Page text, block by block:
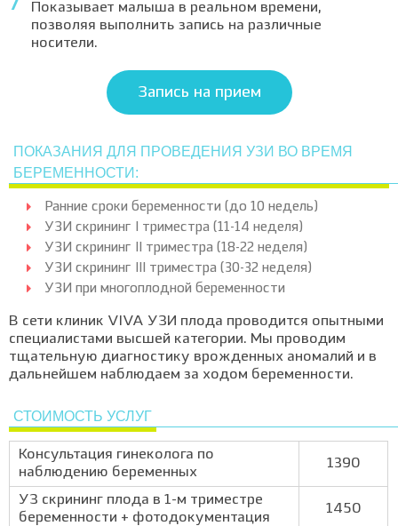
Показывает малыша в реальном времени,
позволяя выполнить запись на различные
носители.
Запись на прием
ПОКАЗАНИЯ ДЛЯ ПРОВЕДЕНИЯ УЗИ ВО ВРЕМЯ
БЕРЕМЕННОСТИ:
Ранние сроки беременности (до 10 недель)
УЗИ скрининг I триместра (11-14 неделя)
УЗИ скрининг II триместра (18-22 неделя)
УЗИ скрининг III триместра (30-32 неделя)
УЗИ при многоплодной беременности
В сети клиник VIVA УЗИ плода проводится опытными
специалистами высшей категории. Мы проводим
тщательную диагностику врожденных аномалий и в
дальнейшем наблюдаем за ходом беременности.
СТОИМОСТЬ УСЛУГ
Консультация гинеколога по
наблюдению беременных
1390
УЗ скрининг плода в 1-м триместре
беременности + фотодокументация
1450